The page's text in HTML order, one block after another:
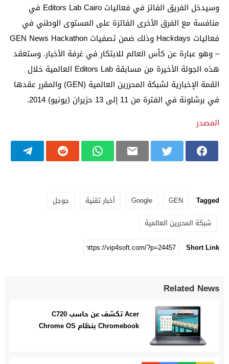
وسيدخل الفريق الفائز في فعاليات Editors Lab Cairo في
منافسة مع الفرق الأخرى الفائزة على المستوى الوطني في
فعاليات Hackdays وذلك ضمن تصفيات GEN News Hackathon
– وهو عبارة عن كأس العالم للابتكار في غرفة الأخبار. وستعقد
هذه الجولة الأخيرة من مسابقة Editors Lab العالمية خلال
القمة الإخبارية لشبكة المحررين العالمية (GEN) والمقرر عقدها
في برشلونة في الفترة من 11 إلى 13 حزيران (يونيو) 2014.
المصدر
Tagged
GEN
Google أخبار تقنية
جوجل
شبكة المحررين العالمية
Short Link
Related News
Acer تكشف عن حاسب C720
Chromebook بنظام Chrome OS